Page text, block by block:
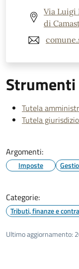
Via Luigi
di
Tutela
Tutela
Argomenti:
Imposte
Categorie:
Tributi, finanze e
Ultimo aggiornamento: